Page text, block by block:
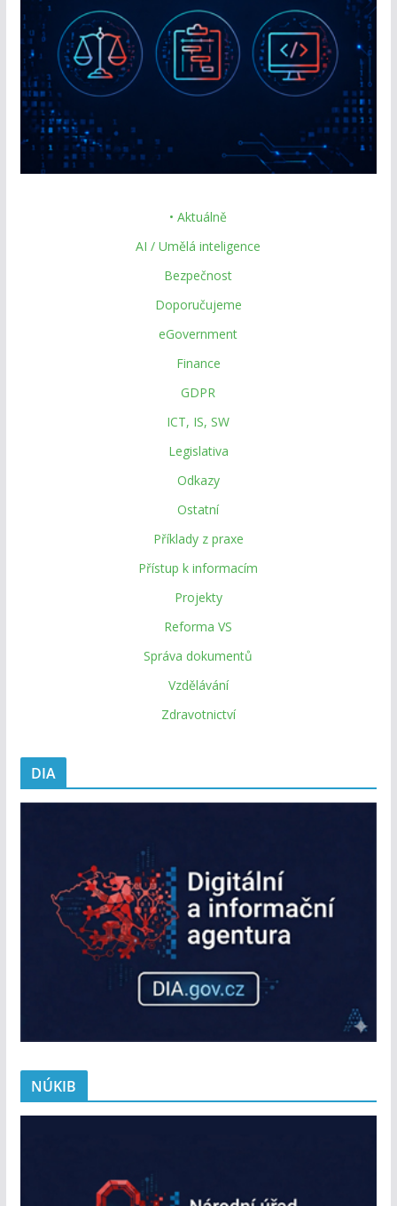
• Aktuálně
AI / Umělá inteligence
Bezpečnost
Doporučujeme
eGovernment
Finance
GDPR
ICT, IS, SW
Legislativa
Odkazy
Ostatní
Příklady z praxe
Přístup k informacím
Projekty
Reforma VS
Správa dokumentů
Vzdělávání
Zdravotnictví
DIA
NÚKIB